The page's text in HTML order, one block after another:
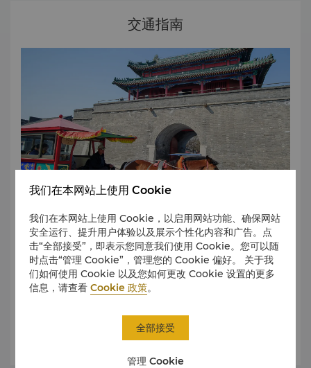
尼山上的夫子洞。
尼山八景：尼山孔庙、五老峰、智源溪、坤灵洞、观川亭中、
交通指南
曲阜是一个非常值得探索的伟大城市，且曲阜交通方便，巴士
和出租一应俱全。
游客可以在古城里边拦截马车，约需人民币20-30元即可抵达
城市中心的大部分地区。
将协助您顺利、舒适及时地抵达目的地。
了解更多
我们在本网站上使用 Cookie
我们在本网站上使用 Cookie，以启用网站功能、确保网站
安全运行、提升用户体验以及展示个性化内容和广告。点
击“全部接受”，即表示您同意我们使用 Cookie。您可以随
时点击“管理 Cookie”，管理您的 Cookie 偏好。 关于我
们如何使用 Cookie 以及您如何更改 Cookie 设置的更多
信息，请查看Cookie 政策。
管理 Cookie
全部接受